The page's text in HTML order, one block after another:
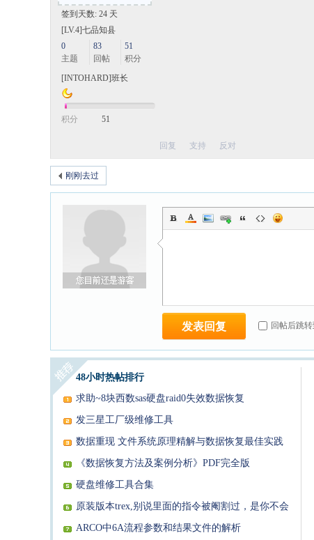
签到天数: 24 天
[LV.4]七品知县
0
主题
83
回帖
51
积分
[INTOHARD]班长
积分 51
回复 支持 反对
刚刚去过
发表回复 回帖后跳
48小时热帖排行
求助~8块西数sas硬盘raid0失效数据恢复
发三星工厂级维修工具
数据重现 文件系统原理精解与数据恢复最佳实践
PDF
《数据恢复方法及案例分析》PDF完全版
硬盘维修工具合集
原装版本trex,别说里面的指令被阉割过，是你不会
用找不到！
ARCO中6A流程参数和结果文件的解析